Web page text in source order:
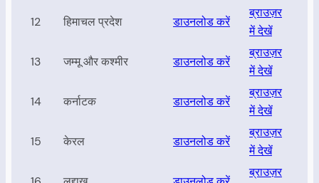
12 हिमाचल प्रदेश डाउनलोड करें
ब्राउज़र
में देखें
13 जम्मू और कश्मीर डाउनलोड करें
ब्राउज़र
में देखें
14 कर्नाटक डाउनलोड करें
ब्राउज़र
में देखें
15 केरल डाउनलोड करें
ब्राउज़र
में देखें
ब्राउज़र